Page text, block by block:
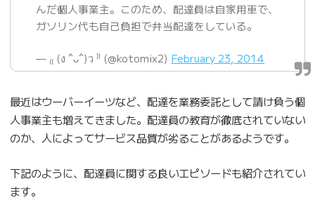
んだ個人事業主。このため、配達員は自家用車で、
ガソリン代も自己負担で弁当配達をしている。
— ₍₍ (ง ˆᴗˆ)ว ⁾⁾ (@kotomix2) February 23, 2014
最近はウーバーイーツなど、配達を業務委託として請け負う個
人事業主も増えてきました。配達員の教育が徹底されていない
のか、人によってサービス品質が劣ることがあるようです。
下記のように、配達員に関する良いエピソードも紹介されてい
ます。